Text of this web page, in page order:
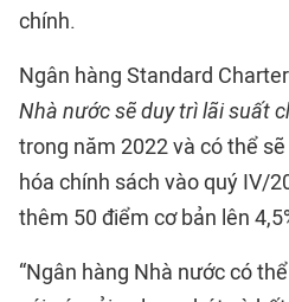
chính.
Ngân hàng Standard
Nhà nước sẽ duy trì lãi suất
trong năm 2022 và có thể
hóa chính sách vào quý IV/
thêm 50 điểm cơ bản lên
“Ngân hàng Nhà nước có